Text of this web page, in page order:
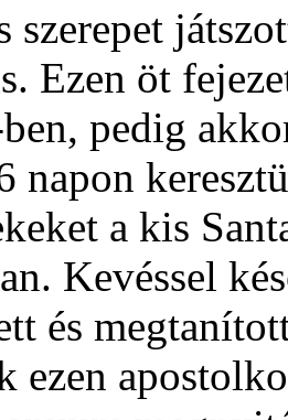
szerepet
Ezen öt
pedig
napon
a kis
Kevéssel
és
ezen